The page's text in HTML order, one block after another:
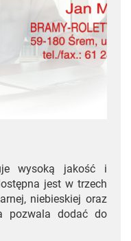
wysoką jakość i
jest w trzech
niebieskiej oraz
pozwala dodać do